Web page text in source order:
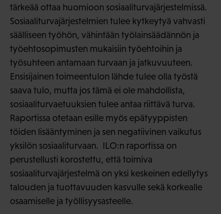
tärkeää ottaa huomioon sosiaaliturvajärjestelmissä.
Sosiaaliturvajärjestelmien tulee kytkeytyä vahvasti
säälliseen työhön, vähintään työlainsäädännön ja
työehtosopimusten mukaisiin työehtoihin ja
työsuhteen antamaan turvaan ja jatkuvuuteen.
Ensisijainen toimeentulon lähde tulee olla työstä
saava tulo, mutta jos tämä ei ole mahdollista,
sosiaaliturvaetuuksien tulee antaa riittävä turva.
Raportissa otetaan esille myös epätyyppisten
töiden lisääntyminen ja sen negatiivinen vaikutus
yksilön sosiaaliturvaan. ILO:n raportissa on
perustellusti korostettu, että toimiva
sosiaaliturvajärjestelmä on yksi keskeinen edellytys
talouden ja tuottavuuden kasvulle sekä korkealle
osaamiselle ja työllisyysasteelle.